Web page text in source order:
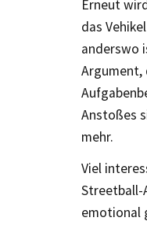
Erneut
das
anderswo
Argument,
Anstoßes
mehr.
Viel
Streetball-
emotional